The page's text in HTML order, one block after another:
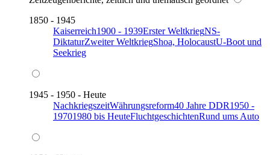
1850 - 1945
Kaiserreich1900 - 1939Erster WeltkriegNS-
DiktaturZweiter WeltkriegShoa, HolocaustU-Boot und
Seekrieg
1945 - 1950 - Heute
NachkriegszeitWährungsreform40 Jahre DDR1950 -
19701980 bis HeuteFluchtgeschichtenRund ums Auto